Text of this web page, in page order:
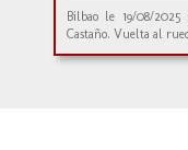
Bilbao le 19/08/2025
Castaño. Vuelta al